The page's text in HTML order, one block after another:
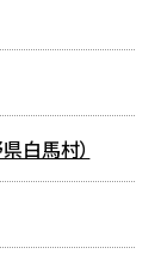
白馬村）